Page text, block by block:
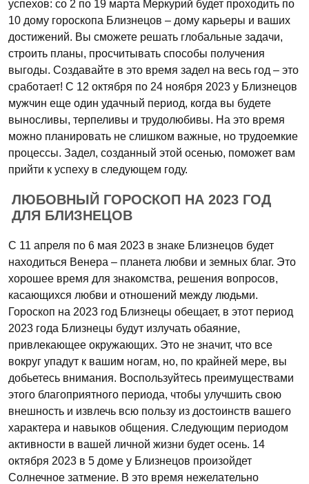
успехов: со 2 по 19 марта Меркурий будет проходить по
10 дому гороскопа Близнецов – дому карьеры и ваших
достижений. Вы сможете решать глобальные задачи,
строить планы, просчитывать способы получения
выгоды. Создавайте в это время задел на весь год – это
сработает! С 12 октября по 24 ноября 2023 у Близнецов
мужчин еще один удачный период, когда вы будете
выносливы, терпеливы и трудолюбивы. На это время
можно планировать не слишком важные, но трудоемкие
процессы. Задел, созданный этой осенью, поможет вам
прийти к успеху в следующем году.
ЛЮБОВНЫЙ ГОРОСКОП НА 2023 ГОД
ДЛЯ БЛИЗНЕЦОВ
С 11 апреля по 6 мая 2023 в знаке Близнецов будет
находиться Венера – планета любви и земных благ. Это
хорошее время для знакомства, решения вопросов,
касающихся любви и отношений между людьми.
Гороскоп на 2023 год Близнецы обещает, в этот период
2023 года Близнецы будут излучать обаяние,
привлекающее окружающих. Это не значит, что все
вокруг упадут к вашим ногам, но, по крайней мере, вы
добьетесь внимания. Воспользуйтесь преимуществами
этого благоприятного периода, чтобы улучшить свою
внешность и извлечь всю пользу из достоинств вашего
характера и навыков общения. Следующим периодом
активности в вашей личной жизни будет осень. 14
октября 2023 в 5 доме у Близнецов произойдет
Солнечное затмение. В это время нежелательно